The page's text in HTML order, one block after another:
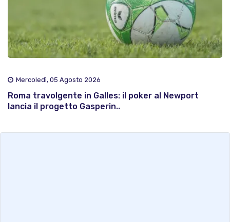
Mercoledì, 05 Agosto 2026
Roma travolgente in Galles: il poker al Newport
lancia il progetto Gasperin..